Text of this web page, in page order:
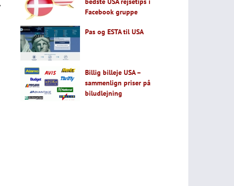
Facebook gruppe
Pas og ESTA til USA
Billig billeje USA –
sammenlign priser på
biludlejning